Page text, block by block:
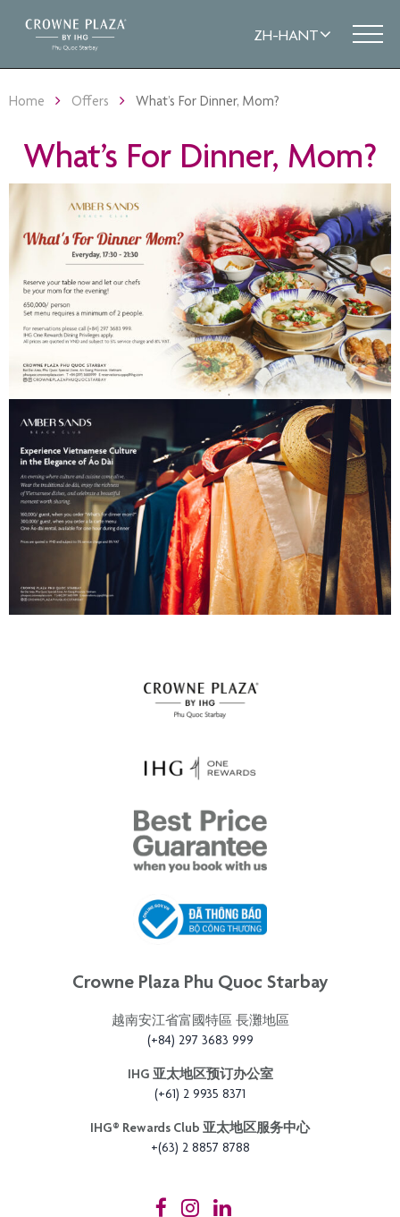
Home Offers What’s For Dinner, Mom?
What’s For Dinner, Mom?
Crowne Plaza Phu Quoc Starbay
越南安江省富國特區 長灘地區
(+84) 297 3683 999
IHG 亚太地区预订办公室
(+61) 2 9935 8371
IHG®️ Rewards Club 亚太地区服务中心
+(63) 2 8857 8788